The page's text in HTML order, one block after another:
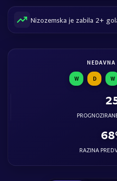
Nizozemska je zabila 2+
NEDAVNA
W D W
RAZINA